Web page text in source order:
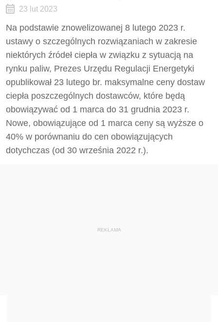
23 lut 2023
Na podstawie znowelizowanej 8 lutego 2023 r.
ustawy o szczególnych rozwiązaniach w zakresie
niektórych źródeł ciepła w związku z sytuacją na
rynku paliw, Prezes Urzędu Regulacji Energetyki
opublikował 23 lutego br. maksymalne ceny dostaw
ciepła poszczególnych dostawców, które będą
obowiązywać od 1 marca do 31 grudnia 2023 r.
Nowe, obowiązujące od 1 marca ceny są wyższe o
40% w porównaniu do cen obowiązujących
dotychczas (od 30 września 2022 r.).
REKLAMA